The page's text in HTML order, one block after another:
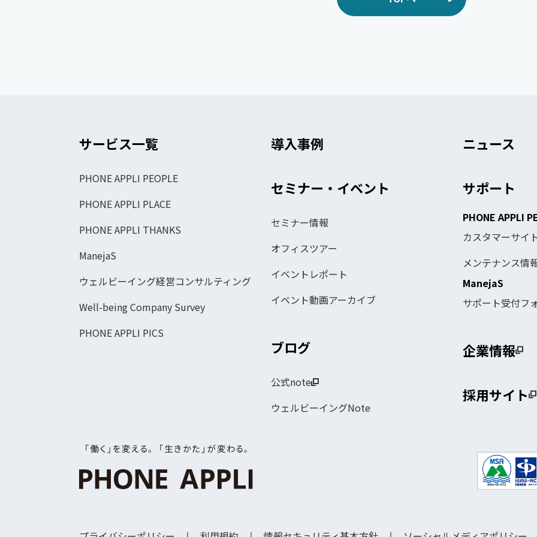
サービス一覧
PHONE APPLI PEOPLE
PHONE APPLI PLACE
PHONE APPLI THANKS
ManejaS
ウェルビーイング経営コンサルティング
Well-being Company Survey
PHONE APPLI PICS
導入事例
セミナー・イベント
セミナー情報
オフィスツアー
イベントレポート
イベント動画アーカイブ
ブログ
公式note
ウェルビーイングNote
ニュース
サポート
PHONE APPLI
カスタマーサイ
メンテナンス情
ManejaS
サポート受付フ
企業情報
採用サイト